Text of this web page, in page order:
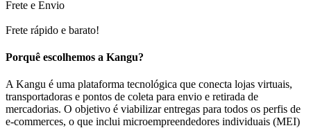
Frete e Envio
Frete rápido e barato!
Porquê escolhemos a Kangu?
A Kangu é uma plataforma tecnológica que conecta lojas virtuais,
transportadoras e pontos de coleta para envio e retirada de
mercadorias. O objetivo é viabilizar entregas para todos os perfis de
e-commerces, o que inclui microempreendedores individuais (MEI)